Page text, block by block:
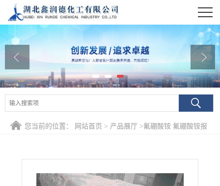
公司首页
公司介绍
公司动态
产品展厅
证书荣誉
您当前的位置： 网站首页 > 产品展厅 >氟硼酸铵 氟硼酸铵报